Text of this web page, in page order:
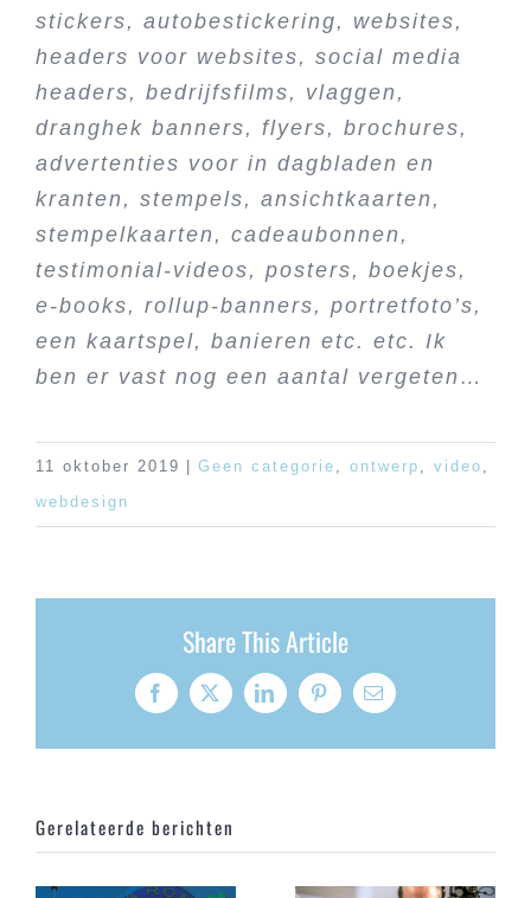
stickers, autobestickering, websites,
headers voor websites, social media
headers, bedrijfsfilms, vlaggen,
dranghek banners, flyers, brochures,
advertenties voor in dagbladen en
kranten, stempels, ansichtkaarten,
stempelkaarten, cadeaubonnen,
testimonial-videos, posters, boekjes,
e-books, rollup-banners, portretfoto’s,
een kaartspel, banieren etc. etc. Ik
ben er vast nog een aantal vergeten…
11 oktober 2019 Geen categorie , ontwerp , video ,
webdesign
Share This Article
Facebook
X LinkedInPinterest
E-
Gerelateerde berichten